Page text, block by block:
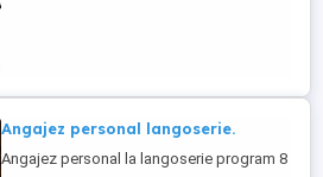
Angajez personal langoserie.
Angajez personal la langoserie program 8